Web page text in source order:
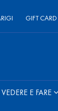
GIFT
E FARE